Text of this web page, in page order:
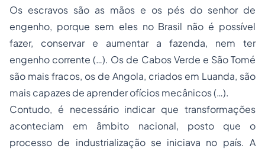
Os escravos são as mãos e os pés do senhor de
engenho, porque sem eles no Brasil não é possível
fazer, conservar e aumentar a fazenda, nem ter
engenho corrente (…). Os de Cabos Verde e São Tomé
são mais fracos, os de Angola, criados em Luanda, são
mais capazes de aprender ofícios mecânicos (…).
Contudo, é necessário indicar que transformações
aconteciam em âmbito nacional, posto que o
processo de industrialização se iniciava no país. A